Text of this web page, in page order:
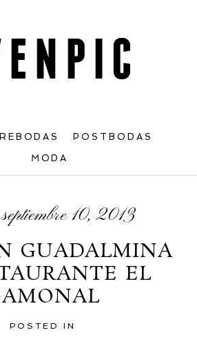
POSTBODAS
MODA
10, 2013
GUADALMINA
EL
POSTED IN